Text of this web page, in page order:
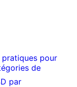
pratiques pour
de
par